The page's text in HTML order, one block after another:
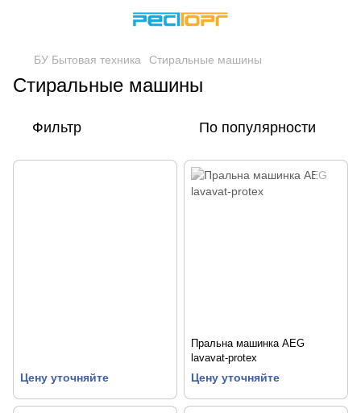
БУ Бытовая техника Стиральные машины
Стиральные машины
Фильтр По популярности
Цену уточняйте
Пральна машинка AEG
lavavat-protex
Цену уточняйте